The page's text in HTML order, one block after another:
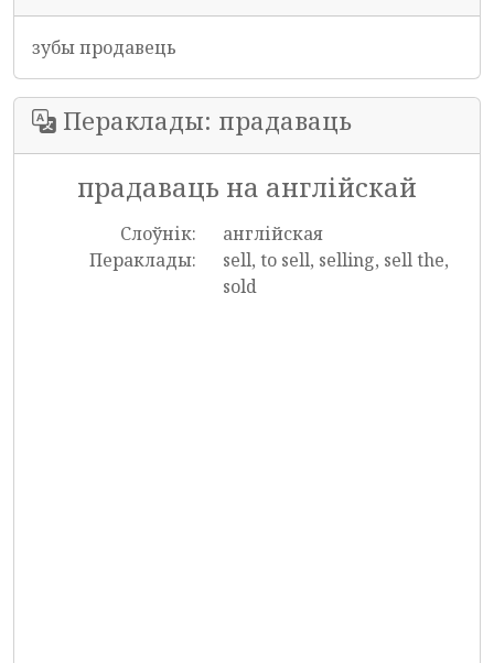
зубы продавець
Пераклады: прадаваць
прадаваць на англійскай
Слоўнік:
англійская
Пераклады:
sell, to sell, selling, sell the,
sold